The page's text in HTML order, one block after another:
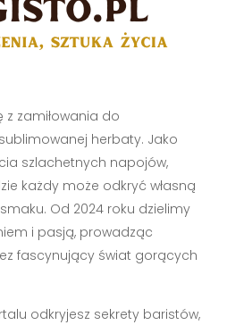
z zamiłowania do
herbaty. Jako
szlachetnych napojów,
każdy może odkryć własną
Od 2024 roku dzielimy
i pasją, prowadząc
fascynujący świat gorących
odkryjesz sekrety baristów,